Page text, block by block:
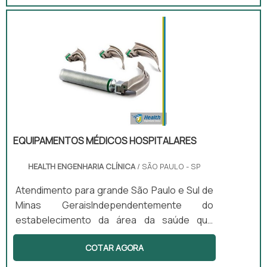
pressão arterial do paciente através de um
método auscultatório sobre sua artéria
(perna).O esfigmomanômetro possui
mecanismo com escala graduada que
mostrará a pressão do paciente em
milímetros de mercúrio, obtida através do ar
EQUIPAMENTOS MÉDICOS HOSPITALARES
HEALTH ENGENHARIA CLÍNICA/ SÃO PAULO - SP
Atendimento para grande São Paulo e Sul de
Minas GeraisIndependentemente do
estabelecimento da área da saúde que
estiver desenvolvendo exames nos
pacientes, é fundamental que ele possua
COTAR AGORA